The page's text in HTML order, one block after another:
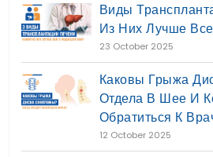
Виды
Из Них Лучше
23 October 2025
Каковы Грыжа
Отдела В Шее И
Обратиться К
12 October 2025